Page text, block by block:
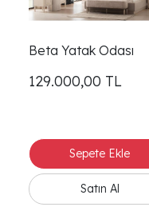
Beta Yatak Odası
129.000,00 TL